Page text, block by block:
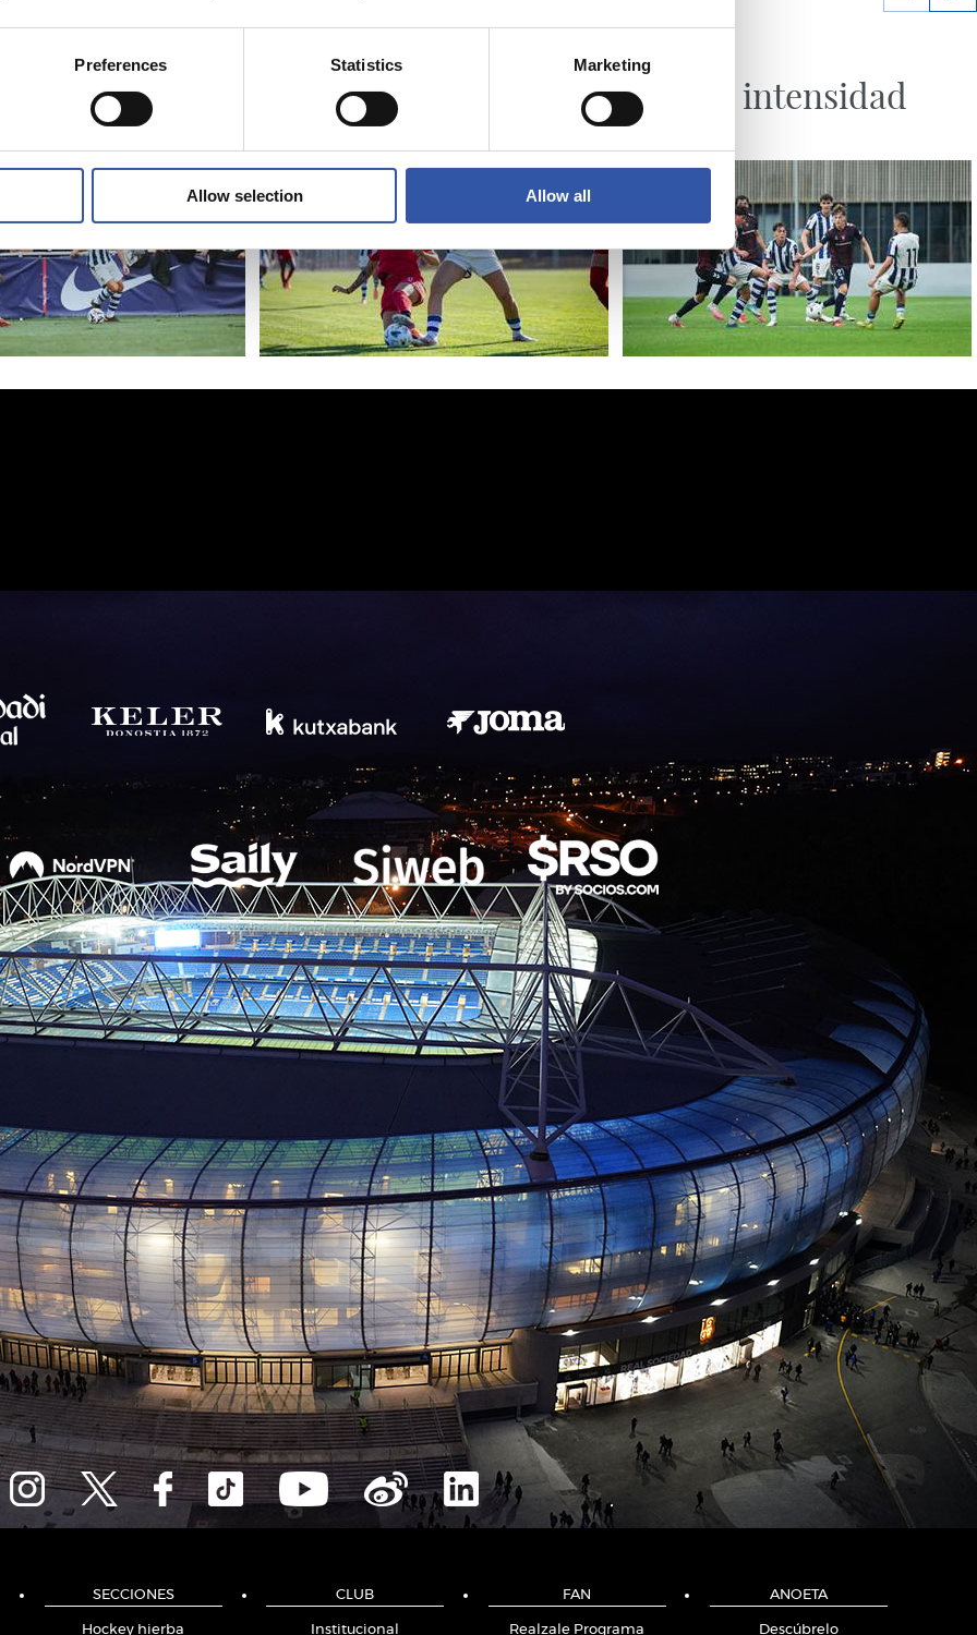
Preferences Statistics Marketing
Allow selection Allow all
minutos
PARTIDOS
Buenas sensaciones
FUTBOL
Sube la intensidad
SECCIONES
Hockey hierba
CLUB
Institucional
FAN
Realzale Programa
ANOETA
Descúbrelo